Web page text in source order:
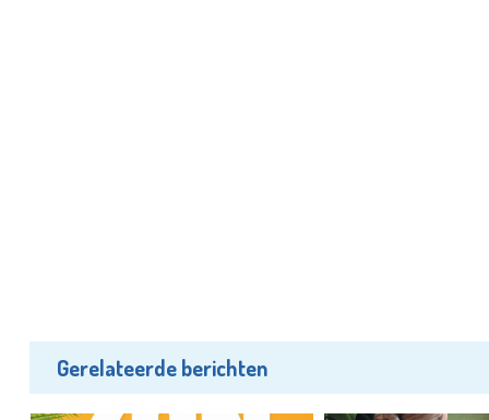
Gerelateerde berichten